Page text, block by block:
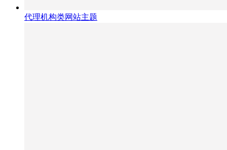
代理机构类网站主题